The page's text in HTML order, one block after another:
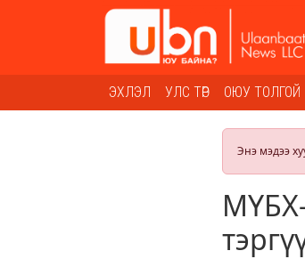
ЭХЛЭЛ УЛС ТӨР ОЮУ ТОЛГОЙ
Энэ мэдээ